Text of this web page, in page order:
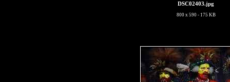
DSC02403.jpg
800 x 590 - 175 KB